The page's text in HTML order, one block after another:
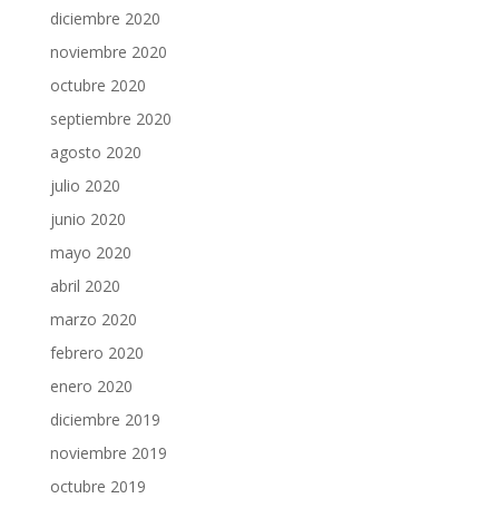
diciembre 2020
noviembre 2020
octubre 2020
septiembre 2020
agosto 2020
julio 2020
junio 2020
mayo 2020
abril 2020
marzo 2020
febrero 2020
enero 2020
diciembre 2019
noviembre 2019
octubre 2019